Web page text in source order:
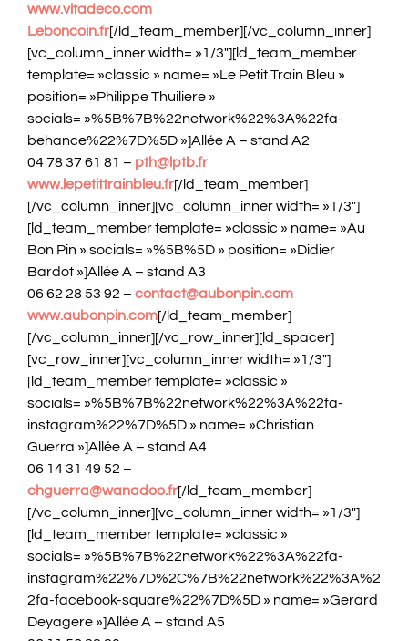
www.vitadeco.com
Leboncoin.fr[/ld_team_member][/vc_column_inner]
[vc_column_inner width= »1/3″][ld_team_member
template= »classic » name= »Le Petit Train Bleu »
position= »Philippe Thuiliere »
socials= »%5B%7B%22network%22%3A%22fa-
behance%22%7D%5D »]Allée A – stand A2
04 78 37 61 81 – pth@lptb.fr
www.lepetittrainbleu.fr[/ld_team_member]
[/vc_column_inner][vc_column_inner width= »1/3″]
[ld_team_member template= »classic » name= »Au
Bon Pin » socials= »%5B%5D » position= »Didier
Bardot »]Allée A – stand A3
06 62 28 53 92 – contact@aubonpin.com
www.aubonpin.com[/ld_team_member]
[/vc_column_inner][/vc_row_inner][ld_spacer]
[vc_row_inner][vc_column_inner width= »1/3″]
[ld_team_member template= »classic »
socials= »%5B%7B%22network%22%3A%22fa-
instagram%22%7D%5D » name= »Christian
Guerra »]Allée A – stand A4
06 14 31 49 52 –
chguerra@wanadoo.fr[/ld_team_member]
[/vc_column_inner][vc_column_inner width= »1/3″]
[ld_team_member template= »classic »
socials= »%5B%7B%22network%22%3A%22fa-
instagram%22%7D%2C%7B%22network%22%3A%2
2fa-facebook-square%22%7D%5D » name= »Gerard
Deyagere »]Allée A – stand A5